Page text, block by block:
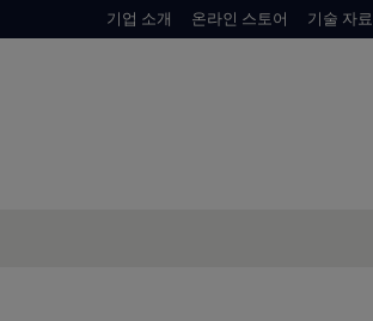
기업 소개 온라인 스토어 기술 자료